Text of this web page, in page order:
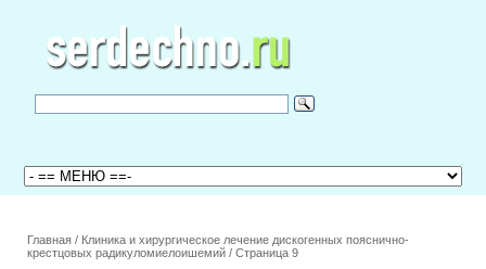
Главная / Клиника и хирургическое лечение дискогенных пояснично-
крестцовых радикуломиелоишемий / Страница 9